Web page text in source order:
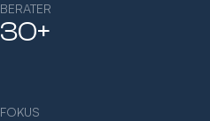
BERATER
30+
FOKUS